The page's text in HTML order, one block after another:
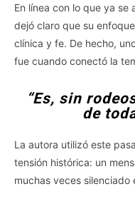
En línea con lo que ya
dejó claro que su
clínica y fe. De hecho,
fue cuando conectó la
“Es, sin
de
La autora utilizó este
tensión histórica: un
muchas veces silenciado